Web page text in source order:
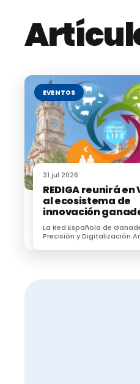
EVENTOS
31 jul 2026
REDIGA reunirá
al ecosistema de
innovación
La Red Española de
Precisión y Digitalización
ecosistema de innovación